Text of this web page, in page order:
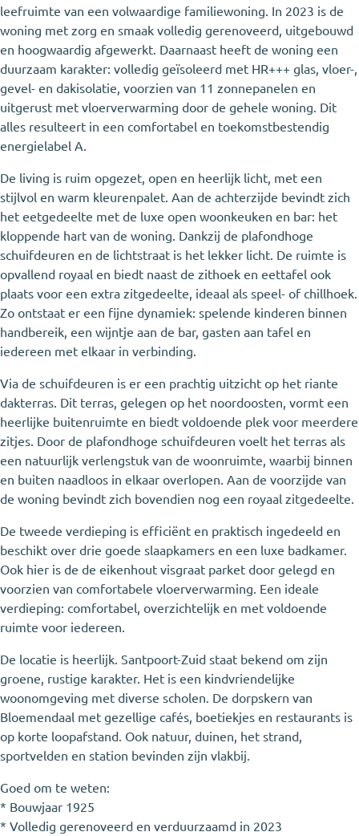
leefruimte van een volwaardige familiewoning. In 2023 is de
woning met zorg en smaak volledig gerenoveerd, uitgebouwd
en hoogwaardig afgewerkt. Daarnaast heeft de woning een
duurzaam karakter: volledig geïsoleerd met HR+++ glas, vloer-,
gevel- en dakisolatie, voorzien van 11 zonnepanelen en
uitgerust met vloerverwarming door de gehele woning. Dit
alles resulteert in een comfortabel en toekomstbestendig
energielabel A.
De living is ruim opgezet, open en heerlijk licht, met een
stijlvol en warm kleurenpalet. Aan de achterzijde bevindt zich
het eetgedeelte met de luxe open woonkeuken en bar: het
kloppende hart van de woning. Dankzij de plafondhoge
schuifdeuren en de lichtstraat is het lekker licht. De ruimte is
opvallend royaal en biedt naast de zithoek en eettafel ook
plaats voor een extra zitgedeelte, ideaal als speel- of chillhoek.
Zo ontstaat er een fijne dynamiek: spelende kinderen binnen
handbereik, een wijntje aan de bar, gasten aan tafel en
iedereen met elkaar in verbinding.
Via de schuifdeuren is er een prachtig uitzicht op het riante
dakterras. Dit terras, gelegen op het noordoosten, vormt een
heerlijke buitenruimte en biedt voldoende plek voor meerdere
zitjes. Door de plafondhoge schuifdeuren voelt het terras als
een natuurlijk verlengstuk van de woonruimte, waarbij binnen
en buiten naadloos in elkaar overlopen. Aan de voorzijde van
de woning bevindt zich bovendien nog een royaal zitgedeelte.
De tweede verdieping is efficiënt en praktisch ingedeeld en
beschikt over drie goede slaapkamers en een luxe badkamer.
Ook hier is de de eikenhout visgraat parket door gelegd en
voorzien van comfortabele vloerverwarming. Een ideale
verdieping: comfortabel, overzichtelijk en met voldoende
ruimte voor iedereen.
De locatie is heerlijk. Santpoort-Zuid staat bekend om zijn
groene, rustige karakter. Het is een kindvriendelijke
woonomgeving met diverse scholen. De dorpskern van
Bloemendaal met gezellige cafés, boetiekjes en restaurants is
op korte loopafstand. Ook natuur, duinen, het strand,
sportvelden en station bevinden zijn vlakbij.
Goed om te weten:
* Bouwjaar 1925
* Volledig gerenoveerd en verduurzaamd in 2023